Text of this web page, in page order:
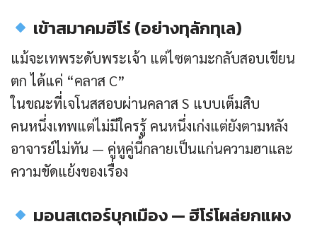
เข้าสมาคมฮีโร่ (อย่างทุลักทุเล)
แม้จะเทพระดับพระเจ้า แต่ไซตามะกลับสอบเขียน
ตก ได้แค่ “คลาส C”
ในขณะที่เจโนสสอบผ่านคลาส S แบบเต็มสิบ
คนหนึ่งเทพแต่ไม่มีใครรู้ คนหนึ่งเก่งแต่ยังตามหลัง
อาจารย์ไม่ทัน — คู่หูคู่นี้กลายเป็นแก่นความฮาและ
ความขัดแย้งของเรื่อง
มอนสเตอร์บุกเมือง — ฮีโร่โผล่ยกแผง